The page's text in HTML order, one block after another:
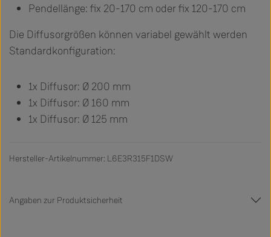
Pendellänge: fix 20-170 cm oder fix 120-170 cm
Die Diffusorgrößen können variabel gewählt werden
Standardkonfiguration:
1x Diffusor: Ø 200 mm
1x Diffusor: Ø 160 mm
1x Diffusor: Ø 125 mm
Hersteller-Artikelnummer: L6E3R315F1DSW
Angaben zur Produktsicherheit